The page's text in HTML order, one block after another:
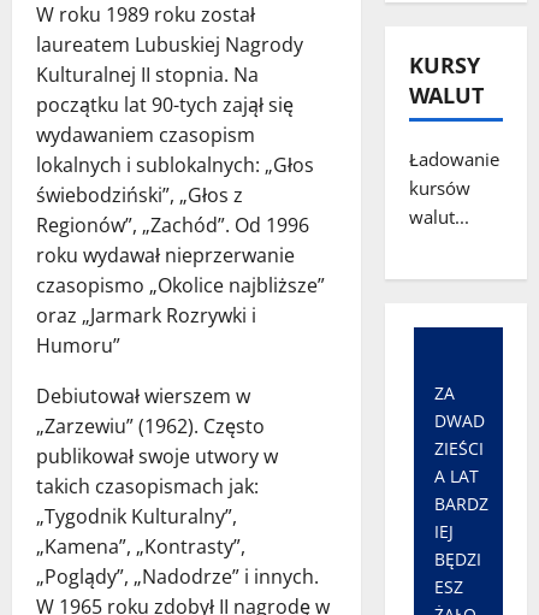
W roku 1989 roku został
laureatem Lubuskiej Nagrody
Kulturalnej II stopnia. Na
początku lat 90-tych zajął się
wydawaniem czasopism
lokalnych i sublokalnych: „Głos
świebodziński”, „Głos z
Regionów”, „Zachód”. Od 1996
roku wydawał nieprzerwanie
czasopismo „Okolice najbliższe”
oraz „Jarmark Rozrywki i
Humoru”
Debiutował wierszem w
„Zarzewiu” (1962). Często
publikował swoje utwory w
takich czasopismach jak:
„Tygodnik Kulturalny”,
„Kamena”, „Kontrasty”,
„Poglądy”, „Nadodrze” i innych.
W 1965 roku zdobył II nagrodę w
KURSY
WALUT
Ładowanie
kursów
walut...
ZA
DWAD
ZIEŚCI
A LAT
BARDZ
IEJ
BĘDZI
ESZ